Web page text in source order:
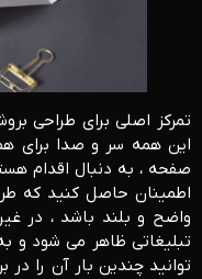
تمرکز اصلی برای طراحی
این همه سر و صدا برای
صفحه ، به دنبال اقدام
اطمینان حاصل کنید که
واضح و بلند باشد ، در
تبلیغاتی ظاهر می شود
توانید چندین بار آن را در